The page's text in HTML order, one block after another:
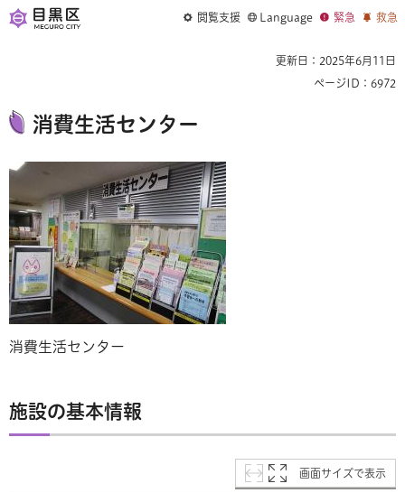
閲覧支援 Language 緊急 救急
更新日：2025年6月11日
ページID：6972
消費生活センター
消費生活センター
施設の基本情報
画面サイズで表示